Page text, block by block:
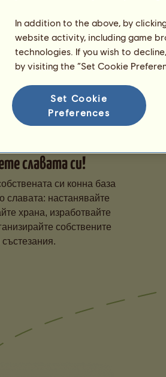
си база и
славата си!
си конна база
славата: настанявайте
храна, изработвайте
собствените
състезания.
In addition to the above, by
website activity, including game
technologies. If you wish to
by visiting the “Set Cookie
Set Cookie
Preferences